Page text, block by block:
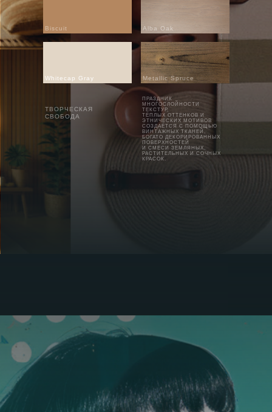
ТВОРЧЕСКАЯ
СВОБОДА
ПРАЗДНИК
МНОГОСЛОЙНОСТИ
ТЕКСТУР,
ТЁПЛЫХ ОТТЕНКОВ И
ЭТНИЧЕСКИХ МОТИВОВ
СОЗДАЁТСЯ С ПОМОЩЬЮ
ВИНТАЖНЫХ ТКАНЕЙ,
БОГАТО ДЕКОРИРОВАННЫХ
ПОВЕРХНОСТЕЙ
И СМЕСИ ЗЕМЛЯНЫХ,
РАСТИТЕЛЬНЫХ И СОЧНЫХ
КРАСОК.
Alba Oak
Metallic Spruce
Biscuit
Whitecap Gray